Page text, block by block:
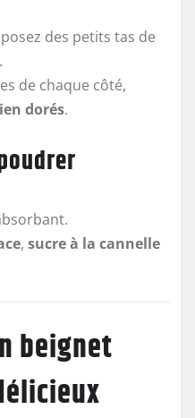
des petits tas de
de chaque côté,
dorés.
, sucre à la cannelle
beignet